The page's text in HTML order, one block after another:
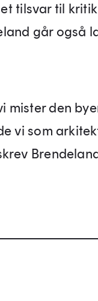
tilsvar til
går også
mister den
vi som